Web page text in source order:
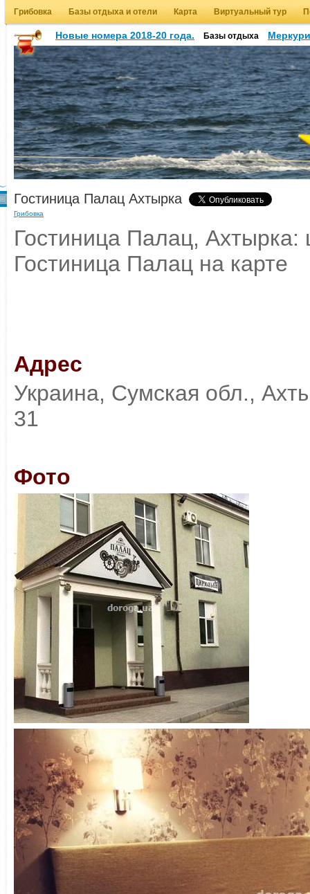
Грибовка Базы отдыха и отели Карта Виртуальный тур
Новые номера 2018-20 года. Базы отдыха
Грибовка
Гостиница Палац Ахтырка
Гостиница Палац,
Гостиница Палац на карте
Адрес
Украина, Сумская обл.,
31
Фото